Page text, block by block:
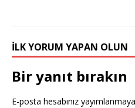
İLK YORUM YAPAN OLUN
Bir yanıt bırakın
E-posta hesabınız